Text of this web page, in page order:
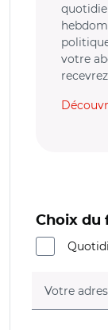
votre
Choix du
Votre